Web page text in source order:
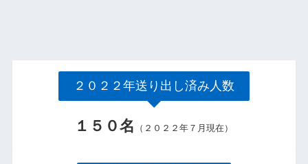
２０２２年送り出し済み人数
１５０名 （２０２２年７月現在）